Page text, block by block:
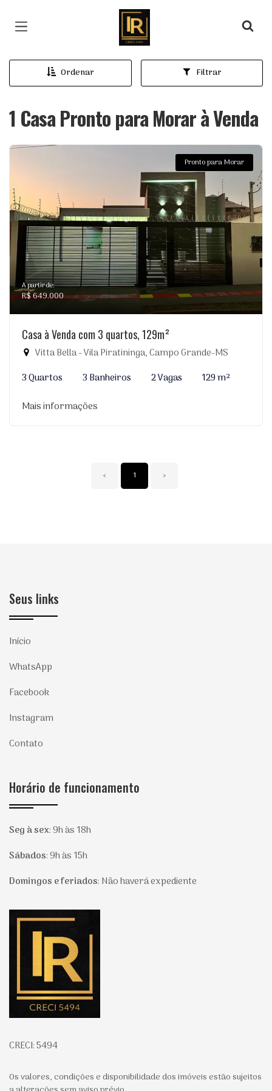
Página inicial
Ordenar Filtrar
1 Casa Pronto para Morar à Venda
Pronto para Morar
A partir de:
R$ 649.000
Casa à Venda com 3 quartos, 129m²
Vitta Bella - Vila Piratininga, Campo Grande-MS
3 Quartos
3 Banheiros 2 Vagas
129 m²
Mais informações
‹ 1 ›
Seus links
Início
WhatsApp
Facebook
Instagram
Contato
Horário de funcionamento
Seg à sex:9h às 18h
Sábados:9h às 15h
Domingos e feriados: Não haverá expediente
Página inicial
CRECI: 5494
Os valores, condições e disponibilidade dos imóveis estão sujeitos